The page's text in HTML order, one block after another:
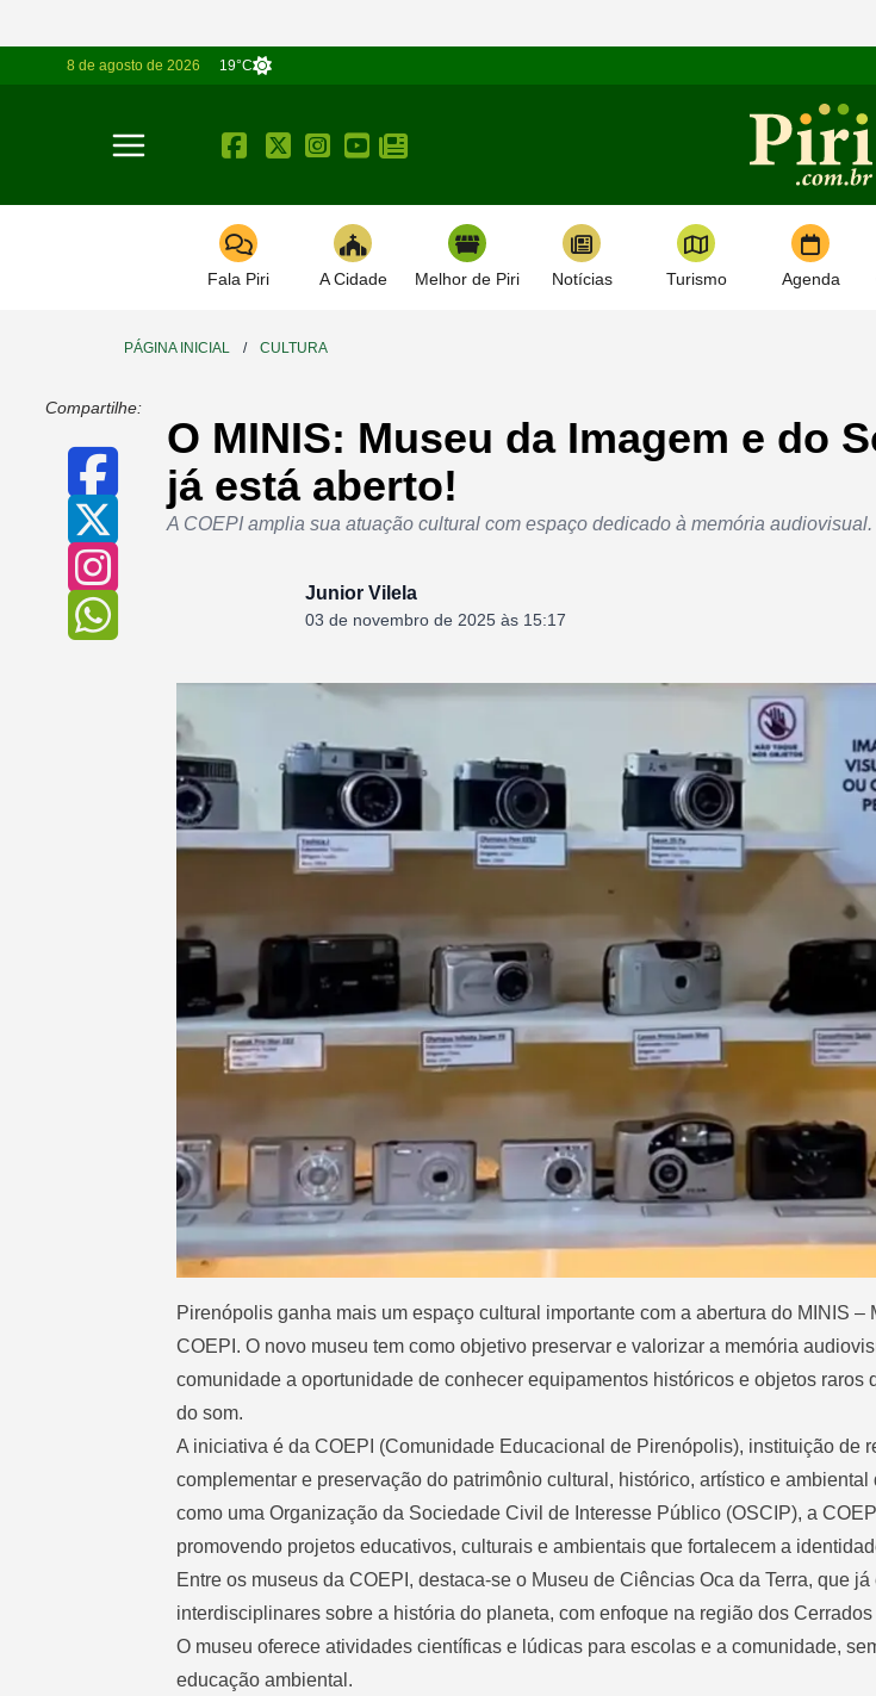
8 de agosto de 2026 19°C
Toggle navigation
Fala Piri A Cidade Melhor de Piri Notícias Turismo Agenda
PÁGINA INICIAL / CULTURA
Compartilhe:
O MINIS: Museu da Imagem e do
já está aberto!
A COEPI amplia sua atuação cultural com espaço dedicado à memória audiovisual.
Junior Vilela
03 de novembro de 2025 às 15:17
Pirenópolis ganha mais um espaço cultural importante com a abertura do MINIS –
COEPI. O novo museu tem como objetivo preservar e valorizar a memória
comunidade a oportunidade de conhecer equipamentos históricos e objetos raros
do som.
A iniciativa é da COEPI (Comunidade Educacional de Pirenópolis), instituição de
complementar e preservação do patrimônio cultural, histórico, artístico e
como uma Organização da Sociedade Civil de Interesse Público (OSCIP), a
promovendo projetos educativos, culturais e ambientais que fortalecem a
Entre os museus da COEPI, destaca-se o Museu de Ciências Oca da Terra, que
interdisciplinares sobre a história do planeta, com enfoque na região dos
O museu oferece atividades científicas e lúdicas para escolas e a comunidade,
educação ambiental.